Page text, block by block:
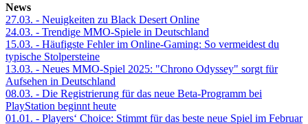
News
27.03. - Neuigkeiten zu Black Desert Online
24.03. - Trendige MMO-Spiele in Deutschland
15.03. - Häufigste Fehler im Online-Gaming: So vermeidest du
typische Stolpersteine
13.03. - Neues MMO-Spiel 2025: "Chrono Odyssey" sorgt für
Aufsehen in Deutschland
08.03. - Die Registrierung für das neue Beta-Programm bei
PlayStation beginnt heute
01.01. - Players‘ Choice: Stimmt für das beste neue Spiel im Februar